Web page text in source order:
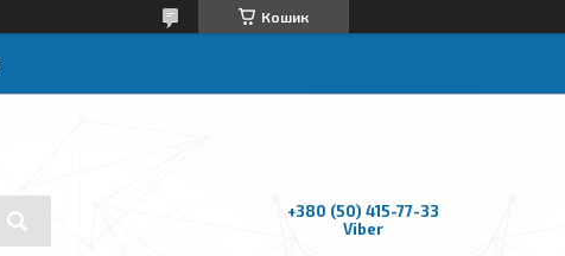
Кошик
+380 (50) 415-77-33
Viber